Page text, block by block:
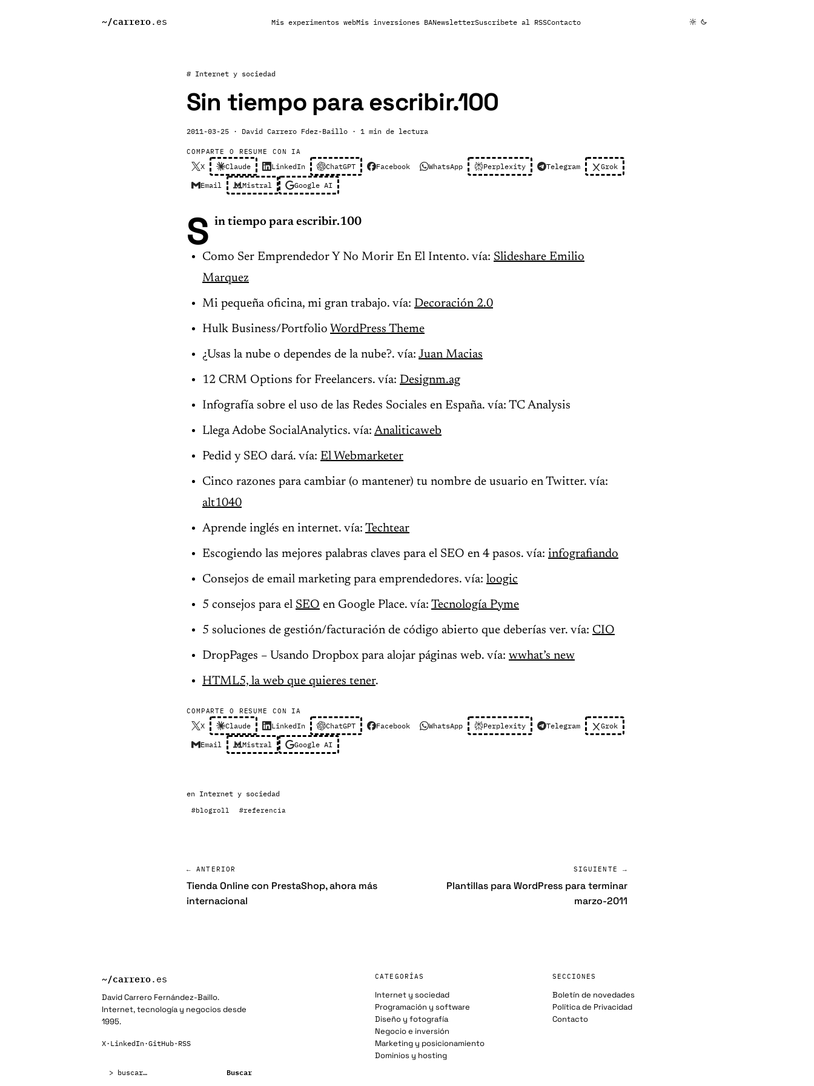
~/carrero.es Mis experimentos webMis inversiones BANewsletterSuscribete al RSSContacto
# Internet y sociedad
Sin tiempo para escribir.100
2011-03-25 · David Carrero Fdez-Baillo · 1 min de lectura
COMPARTE O RESUME CON IA
X Claude LinkedIn ChatGPT Facebook WhatsApp Perplexity Telegram Grok
Email Mistral Google AI
S in tiempo para escribir.100
Como Ser Emprendedor Y No Morir En El Intento. vía: Slideshare Emilio
Marquez
Mi pequeña oficina, mi gran trabajo. vía: Decoración 2.0
Hulk Business/Portfolio WordPress Theme
¿Usas la nube o dependes de la nube?. vía: Juan Macias
12 CRM Options for Freelancers. vía: Designm.ag
Infografía sobre el uso de las Redes Sociales en España. vía: TC Analysis
Llega Adobe SocialAnalytics. vía: Analiticaweb
Pedid y SEO dará. vía: El Webmarketer
Cinco razones para cambiar (o mantener) tu nombre de usuario en Twitter. vía:
alt1040
Aprende inglés en internet. vía: Techtear
Escogiendo las mejores palabras claves para el SEO en 4 pasos. vía: infografiando
Consejos de email marketing para emprendedores. vía: loogic
5 consejos para el SEO en Google Place. vía: Tecnología Pyme
5 soluciones de gestión/facturación de código abierto que deberías ver. vía: CIO
DropPages – Usando Dropbox para alojar páginas web. vía: wwhat’s new
HTML5, la web que quieres tener.
COMPARTE O RESUME CON IA
X Claude LinkedIn ChatGPT Facebook WhatsApp Perplexity Telegram Grok
Email Mistral Google AI
en Internet y sociedad
#blogroll #referencia
← ANTERIOR
Tienda Online con PrestaShop, ahora más
internacional
SIGUIENTE →
Plantillas para WordPress para terminar
marzo-2011
~/carrero.es
David Carrero Fernández-Baillo.
Internet, tecnología y negocios desde
1995.
X· LinkedIn·GitHub· RSS
Buscar
CATEGORÍAS
Internet y sociedad
Programación y software
Diseño y fotografía
Negocio e inversión
Marketing y posicionamiento
Dominios y hosting
SECCIONES
Boletín de novedades
Política de Privacidad
Contacto